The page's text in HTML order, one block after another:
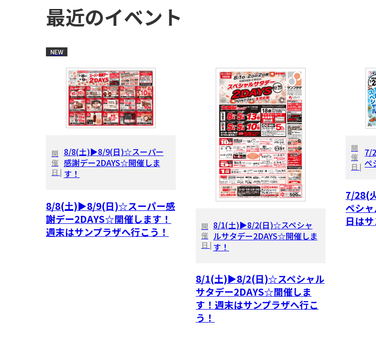
最近のイベント
NEW
開
催
日 |
8/8(土)▶8/9(日)☆スーパー
感謝デー2DAYS☆開催しま
す！
8/8(土)▶8/9(日)☆スーパー感
謝デー2DAYS☆開催します！
週末はサンプラザへ行こう！
開
催
日 |
8/1(土)▶8/2(日)☆スペシャ
ルサタデー2DAYS☆開催しま
す！
8/1(土)▶8/2(日)☆スペシャル
サタデー2DAYS☆開催しま
す！週末はサンプラザへ行こ
う！
開
催
日 |
7/
ペ
7/28(
ペシ
日は